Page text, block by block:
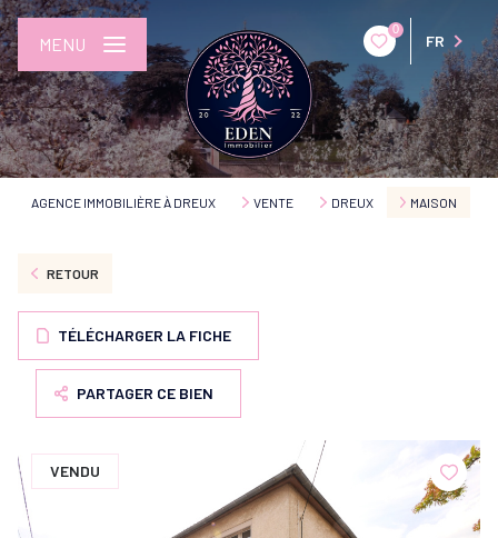
0
FR
MENU
AGENCE IMMOBILIÈRE À DREUX VENTE DREUX MAISON
RETOUR
TÉLÉCHARGER LA FICHE
PARTAGER CE BIEN
VENDU